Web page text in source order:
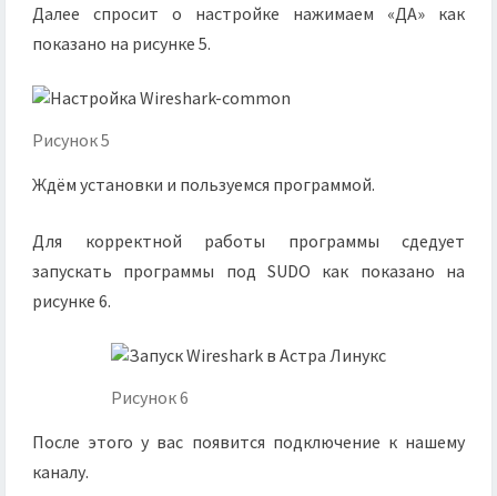
Далее спросит о настройке нажимаем «ДА» как
показано на рисунке 5.
Рисунок 5
Ждём установки и пользуемся программой.
Для корректной работы программы сдедует
запускать программы под SUDO как показано на
рисунке 6.
Рисунок 6
После этого у вас появится подключение к нашему
каналу.